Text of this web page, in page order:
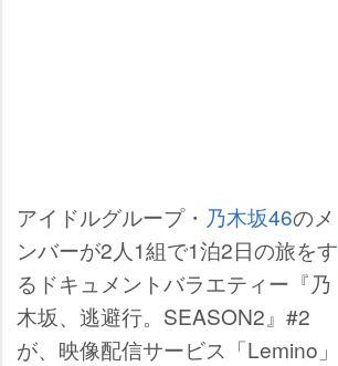
アイドルグループ・ 乃木坂46のメ
ンバーが2人1組で1泊2日の旅をす
るドキュメントバラエティー『乃
木坂、逃避行。SEASON2』#2
が、映像配信サービス「Lemino」